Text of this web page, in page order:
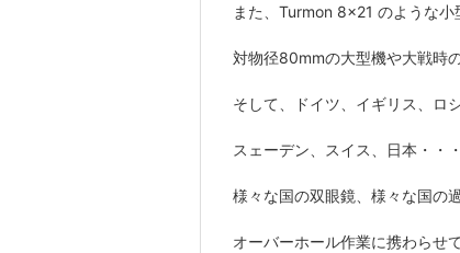
また、Turmon 8×21 のような小
対物径80mmの大型機や大戦時
そして、ドイツ、イギリス、ロ
スェーデン、スイス、日本・・
様々な国の双眼鏡、様々な国の
オーバーホール作業に携わらせ